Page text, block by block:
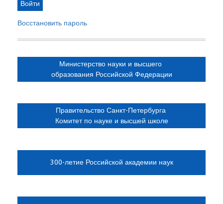
Восстановить пароль
Министерство науки и высшего
образования Российской Федерации
Правительство Санкт-Петербурга
Комитет по науке и высшей школе
300-летие Российской академии наук